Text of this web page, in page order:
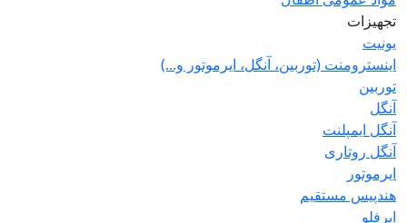
تجهیزات
یونیت
اینسترومنت (توربین، آنگل، ایرموتور و...)
توربین
آنگل
آنگل ایمپلنت
آنگل روتاری
ایرموتور
هندپیس مستقیم
ایرفلو